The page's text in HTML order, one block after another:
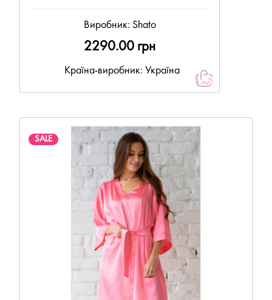
Виробник: Shato
2290.00 грн
Країна-виробник: Україна
SALE